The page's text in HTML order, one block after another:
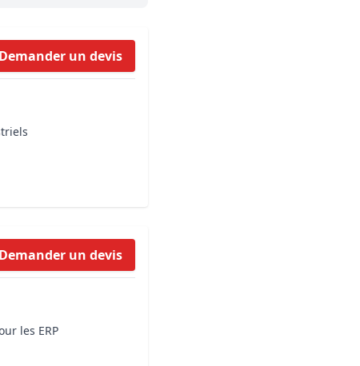
Développer et organiser l'activité de Syndic
d’exception, belles demeures, châteaux et traits de côte
Demander un devis
Demander un devis
les ERP